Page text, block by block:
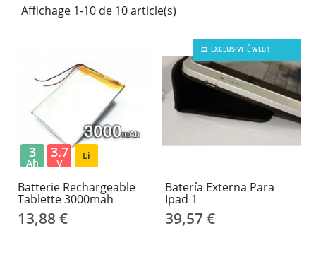
Affichage 1-10 de 10 article(s)
Batterie Rechargeable
Tablette 3000mah
13,88 €
3
Ah
3.7
V
Li
Batería Externa Para
Ipad 1
39,57 €
EXCLUSIVITÉ WEB !